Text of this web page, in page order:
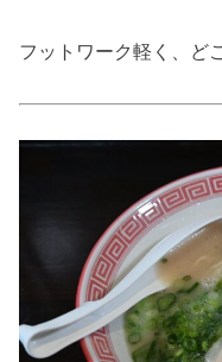
フットワーク軽く、ど